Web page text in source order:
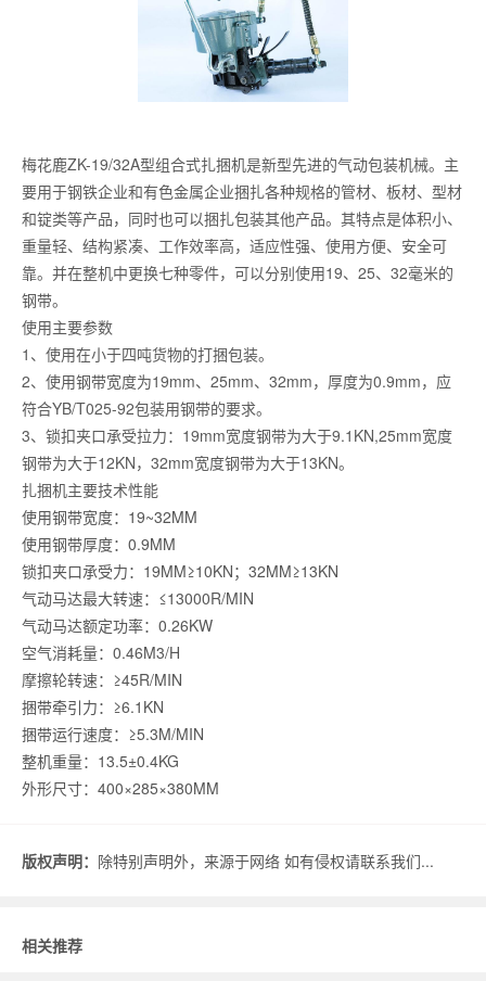
梅花鹿ZK-19/32A型组合式扎捆机是新型先进的气动包装机械。主
要用于钢铁企业和有色金属企业捆扎各种规格的管材、板材、型材
和锭类等产品，同时也可以捆扎包装其他产品。其特点是体积小、
重量轻、结构紧凑、工作效率高，适应性强、使用方便、安全可
靠。并在整机中更换七种零件，可以分别使用19、25、32毫米的
钢带。
使用主要参数
1、使用在小于四吨货物的打捆包装。
2、使用钢带宽度为19mm、25mm、32mm，厚度为0.9mm，应
符合YB/T025-92包装用钢带的要求。
3、锁扣夹口承受拉力：19mm宽度钢带为大于9.1KN,25mm宽度
钢带为大于12KN，32mm宽度钢带为大于13KN。
扎捆机主要技术性能
使用钢带宽度：19~32MM
使用钢带厚度：0.9MM
锁扣夹口承受力：19MM≥10KN；32MM≥13KN
气动马达最大转速：≤13000R/MIN
气动马达额定功率：0.26KW
空气消耗量：0.46M3/H
摩擦轮转速：≥45R/MIN
捆带牵引力：≥6.1KN
捆带运行速度：≥5.3M/MIN
整机重量：13.5±0.4KG
外形尺寸：400×285×380MM
版权声明： 除特别声明外，来源于网络 如有侵权请联系我们...
相关推荐